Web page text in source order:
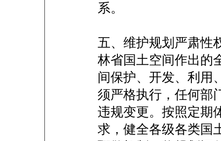
系。
五、维护规划严肃性
林省国土空间作出的
间保护、开发、利用
须严格执行，任何部
违规变更。按照定期
求，健全各级各类国